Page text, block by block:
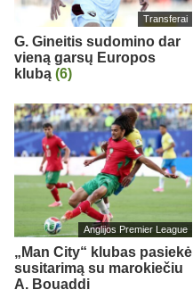
Transferai
G. Gineitis sudomino dar
vieną garsų Europos
klubą (6)
Anglijos Premier League
„Man City“ klubas pasiekė
susitarimą su marokiečiu
A. Bouaddi